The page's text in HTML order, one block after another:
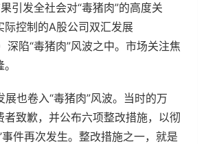
引发全社会对“毒猪肉”的高度关
际控制的A股公司双汇发展
深陷“毒猪肉”风波之中。市场关注焦
展也卷入“毒猪肉”风波。当时的万
者致歉，并公布六项整改措施，以彻
事件再次发生。整改措施之一，就是